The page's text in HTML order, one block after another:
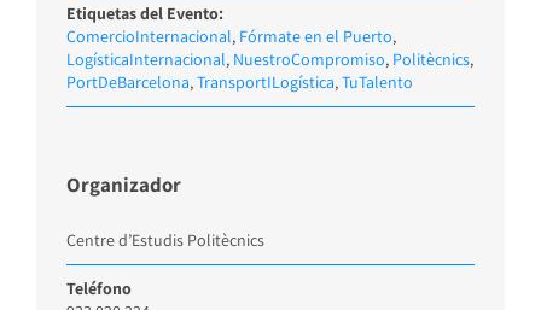
Etiquetas del Evento:
ComercioInternacional, Fórmate en el Puerto,
LogísticaInternacional, NuestroCompromiso, Politècnics,
PortDeBarcelona,TransportILogística,TuTalento
Organizador
Centre d’Estudis Politècnics
Teléfono